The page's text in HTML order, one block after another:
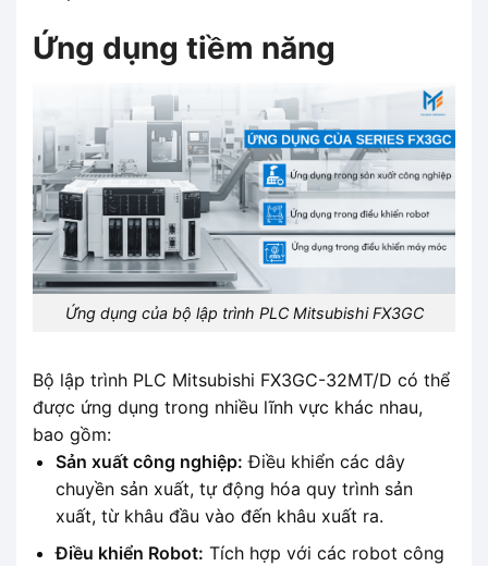
Ứng dụng tiềm năng
Ứng dụng của bộ lập trình PLC Mitsubishi FX3GC
Bộ lập trình PLC Mitsubishi FX3GC-32MT/D có thể
được ứng dụng trong nhiều lĩnh vực khác nhau,
bao gồm:
Sản xuất công nghiệp: Điều khiển các dây
chuyền sản xuất, tự động hóa quy trình sản
xuất, từ khâu đầu vào đến khâu xuất ra.
Điều khiển Robot: Tích hợp với các robot công